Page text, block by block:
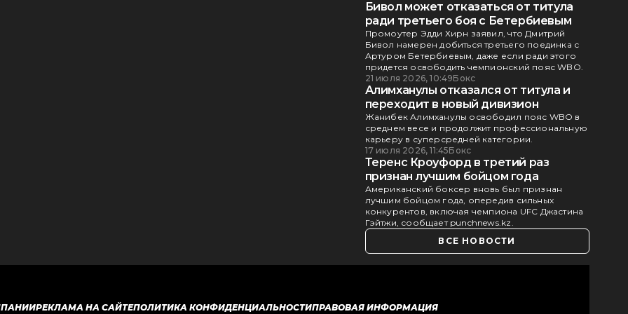
Бивол может отказаться от титула
ради третьего боя с Бетербиевым
Промоутер Эдди Хирн заявил, что Дмитрий
Бивол намерен добиться третьего поединка с
Артуром Бетербиевым, даже если ради этого
придется освободить чемпионский пояс WBO.
21 июля 2026, 10:49Бокс
Алимханулы отказался от титула и
переходит в новый дивизион
Жанибек Алимханулы освободил пояс WBO в
среднем весе и продолжит профессиональную
карьеру в суперсредней категории.
17 июля 2026, 11:45Бокс
Теренс Кроуфорд в третий раз
признан лучшим бойцом года
Американский боксер вновь был признан
лучшим бойцом года, опередив сильных
конкурентов, включая чемпиона UFC Джастина
Гэйтжи, сообщает punchnews.kz.
ВСЕ НОВОСТИ
РЕКЛАМА НА САЙТЕПОЛИТИКА КОНФИДЕНЦИАЛЬНОСТИПРАВОВАЯ ИНФОРМАЦИЯ